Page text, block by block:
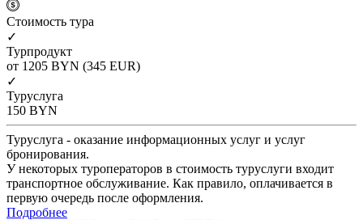
Cтоимость тура
✓
Турпродукт
от 1205 BYN (345 EUR)
✓
Туруслуга
150 BYN
Туруслуга - оказание информационных услуг и услуг
бронирования.
У некоторых туроператоров в стоимость туруслуги входит
транспортное обслуживание. Как правило, оплачивается в
первую очередь после оформления.
Подробнее